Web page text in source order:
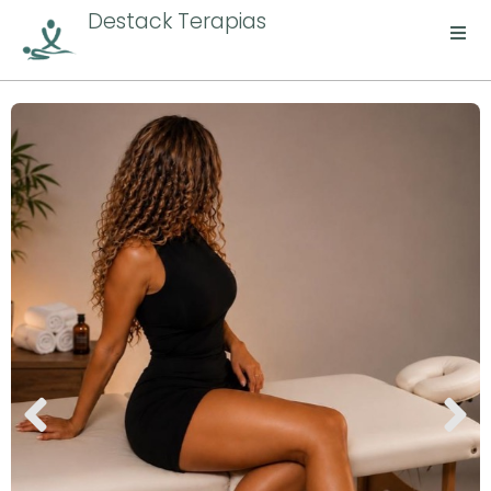
Destack Terapias